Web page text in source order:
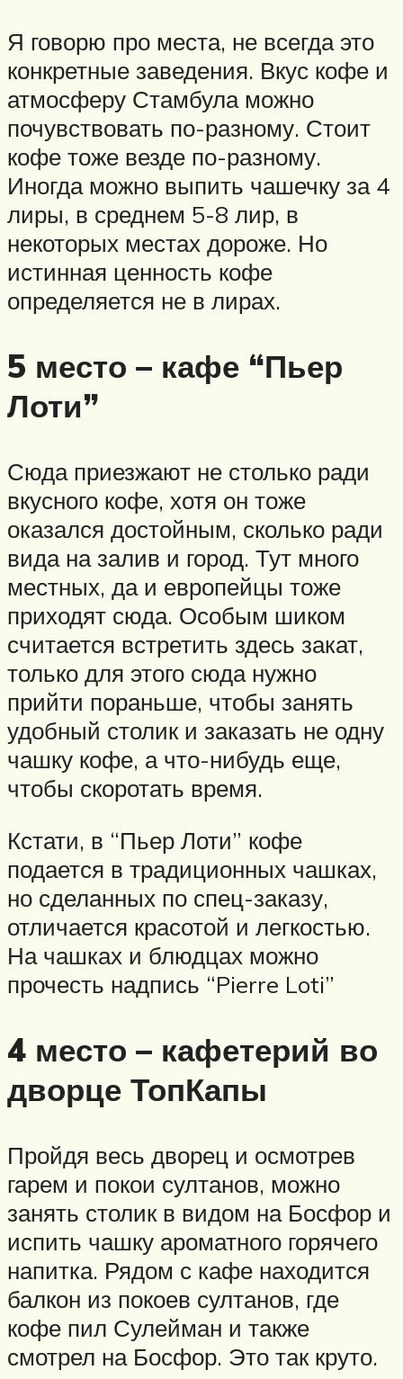
Я говорю про места, не всегда это
конкретные заведения. Вкус кофе и
атмосферу Стамбула можно
почувствовать по-разному. Стоит
кофе тоже везде по-разному.
Иногда можно выпить чашечку за 4
лиры, в среднем 5-8 лир, в
некоторых местах дороже. Но
истинная ценность кофе
определяется не в лирах.
5 место – кафе “Пьер
Лоти”
Сюда приезжают не столько ради
вкусного кофе, хотя он тоже
оказался достойным, сколько ради
вида на залив и город. Тут много
местных, да и европейцы тоже
приходят сюда. Особым шиком
считается встретить здесь закат,
только для этого сюда нужно
прийти пораньше, чтобы занять
удобный столик и заказать не одну
чашку кофе, а что-нибудь еще,
чтобы скоротать время.
Кстати, в “Пьер Лоти” кофе
подается в традиционных чашках,
но сделанных по спец-заказу,
отличается красотой и легкостью.
На чашках и блюдцах можно
прочесть надпись “Pierre Loti”
4 место – кафетерий во
дворце ТопКапы
Пройдя весь дворец и осмотрев
гарем и покои султанов, можно
занять столик в видом на Босфор и
испить чашку ароматного горячего
напитка. Рядом с кафе находится
балкон из покоев султанов, где
кофе пил Сулейман и также
смотрел на Босфор. Это так круто.